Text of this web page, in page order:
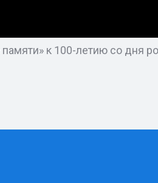
к 100-летию со дня